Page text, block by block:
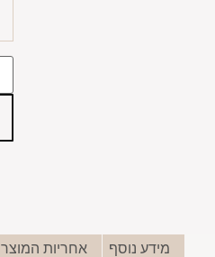
מידע נוסף אחריות המוצר